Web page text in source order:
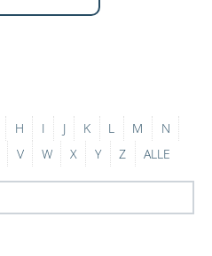
H I J K L M
N
V W X Y Z ALLE